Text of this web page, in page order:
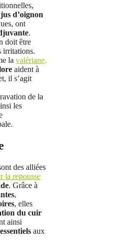
jus d’oignon
ont
.
doit être
irritations.
la valériane,
aident à
il s’agit
de la
les
des alliées
la repousse
. Grâce à
,
, elles
du cuir
ainsi
aux